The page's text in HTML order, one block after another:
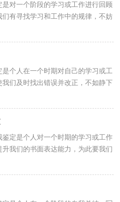
对一个阶段的学习或工作进行回顾
有寻找学习和工作中的规律，不妨
定吧。自我鉴定怎...
个人在一个时期对自己的学习或工
们及时找出错误并改正，不如静下
我鉴定要注意有...
定是个人对一个时期的学习或工作
我们的书面表达能力，为此要我们
定写出新花样呢...